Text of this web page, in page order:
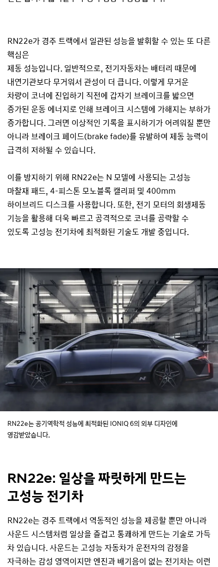
RN22e가 경주 트랙에서 일관된 성능을 발휘할 수 있는 또 다른
핵심은
제동 성능입니다. 일반적으로, 전기자동차는 배터리 때문에
내연기관보다 무거워서 관성이 더 큽니다. 이렇게 무거운
차량이 코너에 진입하기 직전에 갑자기 브레이크를 밟으면
증가된 운동 에너지로 인해 브레이크 시스템에 가해지는 부하가
증가합니다. 그러면 이상적인 기록을 표시하기가 어려워질 뿐만
아니라 브레이크 페이드(brake fade)를 유발하여 제동 능력이
급격히 저하될 수 있습니다.
이를 방지하기 위해 RN22e는 N 모델에 사용되는 고성능
마찰재 패드, 4-피스톤 모노블록 캘리퍼 및 400mm
하이브리드 디스크를 사용합니다. 또한, 전기 모터의 회생제동
기능을 활용해 더욱 빠르고 공격적으로 코너를 공략할 수
있도록 고성능 전기차에 최적화된 기술도 개발 중입니다.
RN22e는 공기역학적 성능에 최적화된 IONIQ 6의 외부 디자인에
영감받았습니다.
RN22e: 일상을 짜릿하게 만드는
고성능 전기차
RN22e는 경주 트랙에서 역동적인 성능을 제공할 뿐만 아니라
사운드 시스템처럼 일상을 즐겁고 통쾌하게 만드는 기술로 가득
차 있습니다. 사운드는 고성능 자동차가 운전자의 감정을
자극하는 감성 영역이지만 엔진과 배기음이 없는 전기차는 이런